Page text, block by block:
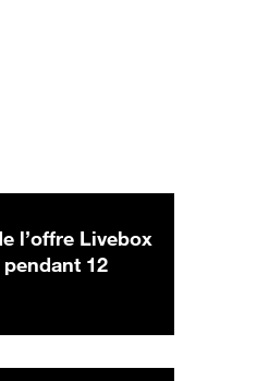
l’offre Livebox
29,99 € par mois
pendant 12